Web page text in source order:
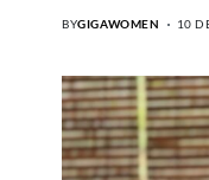
BYGIGAWOMEN 10